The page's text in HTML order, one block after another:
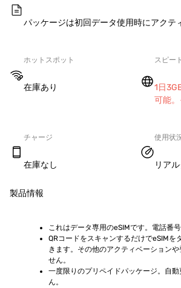
パッケージは初回データ使用時にアクテ
ホットスポット
在庫あり
スピー
1日
可能。
チャージ
在庫なし
使用状
リア
製品情報
これはデータ専用のeSIMです。電話番号
QRコードをスキャンするだけでeSIMを
きます。その他のアクティベーション
せん。
一度限りのプリペイドパッケージ。自
ん。